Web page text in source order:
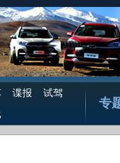
谍报
试驾
专